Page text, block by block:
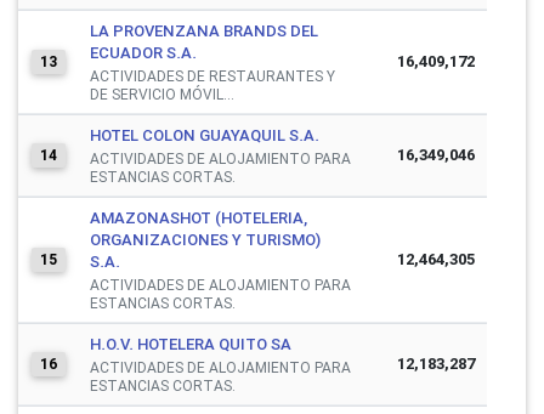
13
LA PROVENZANA BRANDS DEL
ECUADOR S.A.
ACTIVIDADES DE RESTAURANTES Y
DE SERVICIO MÓVIL...
16,409,172
14
HOTEL COLON GUAYAQUIL S.A.
ACTIVIDADES DE ALOJAMIENTO PARA
ESTANCIAS CORTAS.
16,349,046
15
AMAZONASHOT (HOTELERIA,
ORGANIZACIONES Y TURISMO)
S.A.
ACTIVIDADES DE ALOJAMIENTO PARA
ESTANCIAS CORTAS.
12,464,305
16
H.O.V. HOTELERA QUITO SA
ACTIVIDADES DE ALOJAMIENTO PARA
ESTANCIAS CORTAS.
12,183,287